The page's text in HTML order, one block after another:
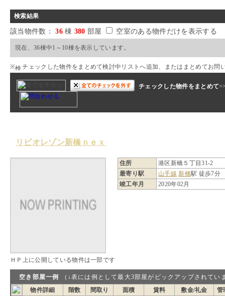
検索結果
該当物件数：36棟 380 部屋 空室のある物件だけを表示する
現在、36棟中1～10棟を表示しています。
※ チェックした物件をまとめて検討中リストへ追加、またはまとめてお問
チェックした物件をまとめて
リビオレゾン新橋ｎｅｘ
住所
港区新橋５丁目31-2
最寄り駅
山手線 新橋駅 徒歩7分
竣工年月
2020年02月
ＨＰ上に公開している物件は一部です
空き部屋一例
（↓表には例として最大3部屋がピックアップされ
物件詳細
階数 間取り 面積 賃料 敷金/礼金 管